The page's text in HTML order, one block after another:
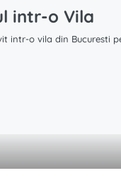
intr-o Vila
intr-o vila din Bucuresti